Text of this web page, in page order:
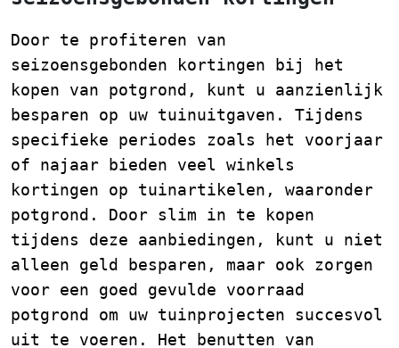
Door te profiteren van
seizoensgebonden kortingen bij het
kopen van potgrond, kunt u aanzienlijk
besparen op uw tuinuitgaven. Tijdens
specifieke periodes zoals het voorjaar
of najaar bieden veel winkels
kortingen op tuinartikelen, waaronder
potgrond. Door slim in te kopen
tijdens deze aanbiedingen, kunt u niet
alleen geld besparen, maar ook zorgen
voor een goed gevulde voorraad
potgrond om uw tuinprojecten succesvol
uit te voeren. Het benutten van